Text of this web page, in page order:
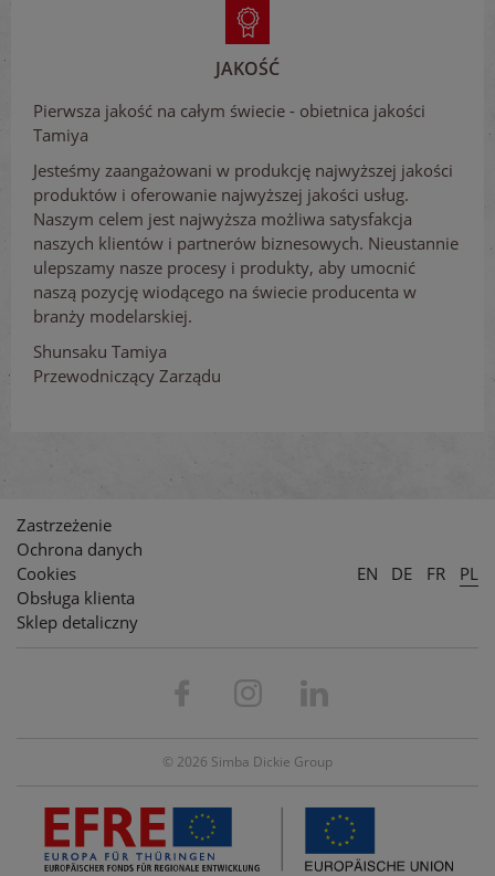
JAKOŚĆ
Pierwsza jakość na całym świecie - obietnica jakości
Tamiya
Jesteśmy zaangażowani w produkcję najwyższej jakości
produktów i oferowanie najwyższej jakości usług.
Naszym celem jest najwyższa możliwa satysfakcja
naszych klientów i partnerów biznesowych. Nieustannie
ulepszamy nasze procesy i produkty, aby umocnić
naszą pozycję wiodącego na świecie producenta w
branży modelarskiej.
Shunsaku Tamiya
Przewodniczący Zarządu
Zastrzeżenie
Ochrona danych
Cookies
Obsługa klienta
Sklep detaliczny
EN DE FR PL
© 2026 Simba Dickie Group